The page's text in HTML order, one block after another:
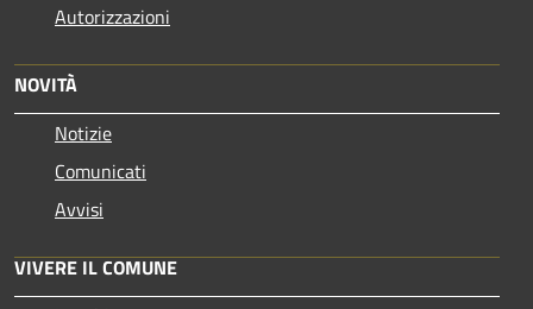
Autorizzazioni
NOVITÀ
Notizie
Comunicati
Avvisi
VIVERE IL COMUNE